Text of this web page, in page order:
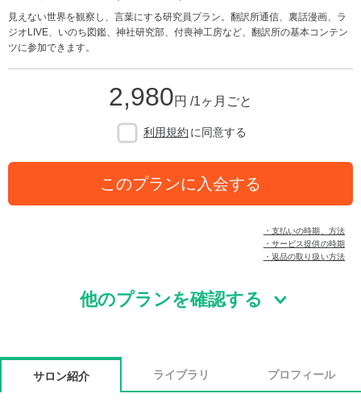
見えない世界を観察し、言葉にする研究員プラン。翻訳所通信、裏話漫画、ラ
ジオLIVE、いのち図鑑、神社研究部、付喪神工房など、翻訳所の基本コンテン
ツに参加できます。
2,980円 /1ヶ月ごと
利用規約 に同意する
このプランに入会する
・支払いの時期、方法
・サービス提供の時期
・返品の取り扱い方法
他のプランを確認する
サロン紹介 ライブラリ プロフィール